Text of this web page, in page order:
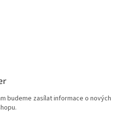
budeme zasílat informace o nových